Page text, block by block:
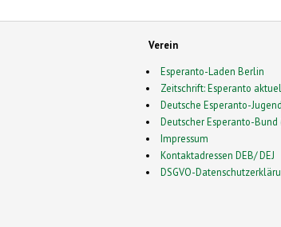
Verein
Esperanto-Laden Berlin
Zeitschrift: Esperanto
Deutsche Esperanto-
Deutscher Esperanto-Bund
Impressum
Kontaktadressen DEB/ DEJ
DSGVO-